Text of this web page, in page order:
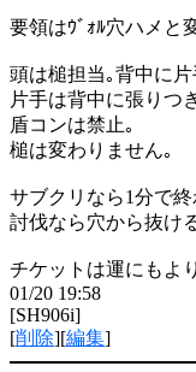
要領はｳﾞｫﾙ穴ハメと
頭は槌担当｡背中に片
片手は背中に張りつ
盾コンは禁止｡
槌は変わりません｡
サブクリなら1分で
討伐なら穴から抜け
チケットは運にもよ
01/20 19:58
[SH906i]
[削除][編集]